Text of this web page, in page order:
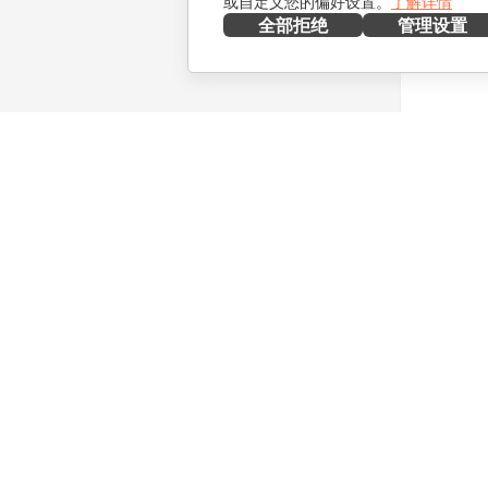
全部拒绝 管理设置